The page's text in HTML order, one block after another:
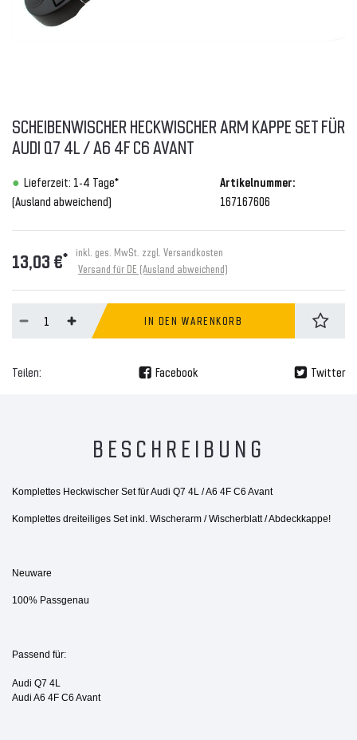
SCHEIBENWISCHER HECKWISCHER ARM KAPPE SET FÜR
AUDI Q7 4L / A6 4F C6 AVANT
Lieferzeit: 1-4 Tage*
(Ausland abweichend)
Artikelnummer:
167167606
13,03 €* inkl. ges. MwSt. zzgl. Versandkosten
Versand für DE (Ausland abweichend)
IN DEN WARENKORB
Teilen: Facebook Twitter
BESCHREIBUNG
Komplettes Heckwischer Set für Audi Q7 4L / A6 4F C6 Avant
Komplettes dreiteiliges Set inkl. Wischerarm / Wischerblatt / Abdeckkappe!
Neuware
100% Passgenau
Passend für:
Audi Q7 4L
Audi A6 4F C6 Avant